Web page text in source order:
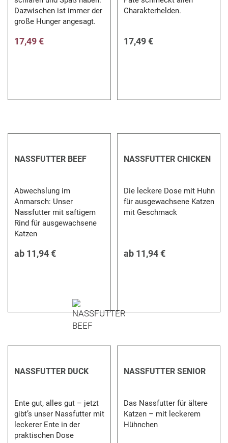
Dazwischen ist immer der
große Hunger angesagt.
17,49 €
Charakterhelden.
17,49 €
NASSFUTTER BEEF
Abwechslung im
Anmarsch: Unser
Nassfutter mit saftigem
Rind für ausgewachsene
Katzen
ab 11,94 €
NASSFUTTER CHICKEN
Die leckere Dose mit Huhn
für ausgewachsene Katzen
mit Geschmack
ab 11,94 €
NASSFUTTER DUCK
Ente gut, alles gut – jetzt
gibt’s unser Nassfutter mit
leckerer Ente in der
praktischen Dose
NASSFUTTER SENIOR
Das Nassfutter für ältere
Katzen – mit leckerem
Hühnchen